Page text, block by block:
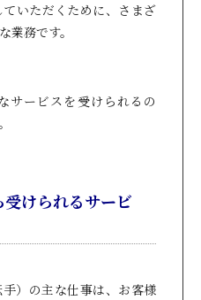
いただくために、さまざ
業務です。
サービスを受けられるの
けられるサービ
）の主な仕事は、お客様